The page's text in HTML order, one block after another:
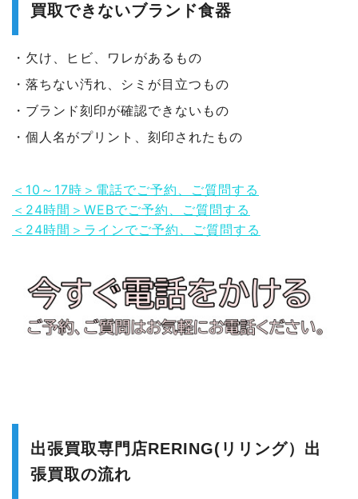
買取できないブランド食器
・欠け、ヒビ、ワレがあるもの
・落ちない汚れ、シミが目立つもの
・ブランド刻印が確認できないもの
・個人名がプリント、刻印されたもの
＜10～17時＞電話でご予約、ご質問する
＜24時間＞WEBでご予約、ご質問する
＜24時間＞ラインでご予約、ご質問する
出張買取専門店RERING(リリング）出
張買取の流れ